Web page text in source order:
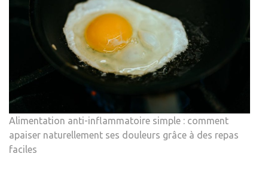
Alimentation anti-inflammatoire simple : comment
apaiser naturellement ses douleurs grâce à des repas
faciles